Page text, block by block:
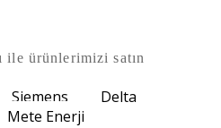
ile ürünlerimizi satın
Siemens
Delta
Mete Enerji